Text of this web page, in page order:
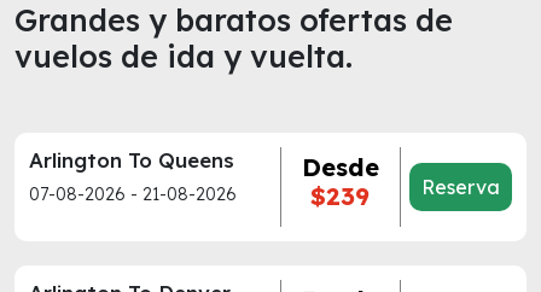
Grandes y baratos ofertas de
vuelos de ida y vuelta.
Arlington To Queens
07-08-2026 - 21-08-2026
Desde
$239
Reserva